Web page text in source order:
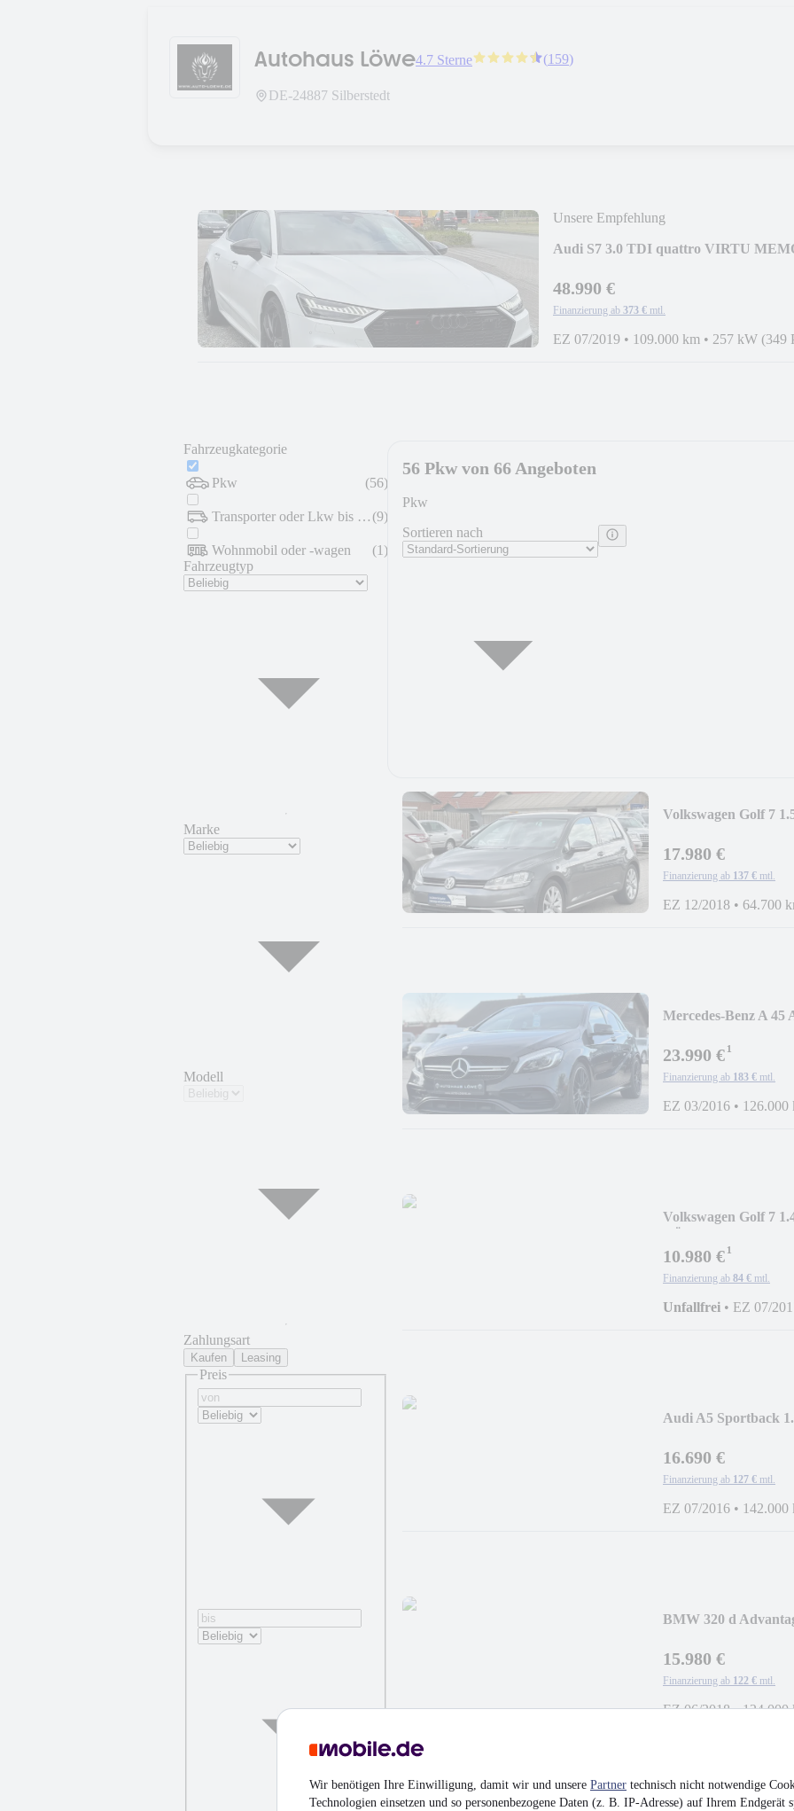
Wir benötigen Ihre Einwilligung, damit wir und unsere Partner technisch nicht notwendige
Technologien einsetzen und so personenbezogene Daten (z. B. IP-Adresse) auf Ihrem Endgerät
Autohaus Löwe4.7 Sterne (159)
DE-24887 Silberstedt
Unsere Empfehlung
Audi S7 3.0 TDI quattro VIRTU
48.990 €
Finanzierung ab 373 € mtl.
EZ 07/2019 • 109.000 km • 257 kW (349
Fahrzeugkategorie
Pkw (56)
Transporter oder Lkw bis 7,5 t (9)
Wohnmobil oder -wagen (1)
Fahrzeugtyp
Marke
Modell
Zahlungsart
Kaufen Leasing
Preis
56 Pkw von 66 Angeboten
Pkw
Sortieren nach
Volkswagen Golf 7
17.980 €
Finanzierung ab 137 € mtl.
EZ 12/2018 • 64.700
Mercedes-Benz A
23.990 €¹
Finanzierung ab 183 € mtl.
EZ 03/2016 • 126.000
Volkswagen Golf 7
10.980 €¹
Finanzierung ab 84 € mtl.
Unfallfrei • EZ 07/
Audi A5 Sportback
16.690 €
Finanzierung ab 127 € mtl.
EZ 07/2016 • 142.000
BMW 320 d
15.980 €
Finanzierung ab 122 € mtl.
EZ 06/2018•124.000